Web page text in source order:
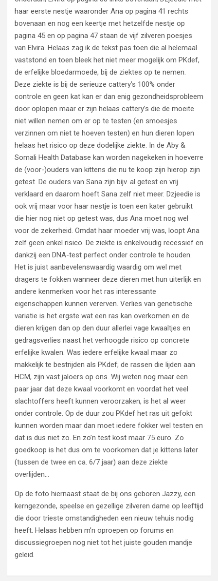
haar eerste nestje waaronder Ana op pagina 41 rechts
bovenaan en nog een keertje met hetzelfde nestje op
pagina 45 en op pagina 47 staan de vijf zilveren poesjes
van Elvira. Helaas zag ik de tekst pas toen die al helemaal
vaststond en toen bleek het niet meer mogelijk om PKdef,
de erfelijke bloedarmoede, bij de ziektes op te nemen.
Deze ziekte is bij de serieuze cattery’s 100% onder
controle en geen kat kan er dan enig gezondheidsprobleem
door oplopen maar er zijn helaas cattery’s die de moeite
niet willen nemen om er op te testen (en smoesjes
verzinnen om niet te hoeven testen) en hun dieren lopen
helaas het risico op deze dodelijke ziekte. In de Aby &
Somali Health Database kan worden nagekeken in hoeverre
de (voor-)ouders van kittens die nu te koop zijn hierop zijn
getest. De ouders van Sana zijn bijv. al getest en vrij
verklaard en daarom hoeft Sana zelf niet meer. Dzjeedie is
ook vrij maar voor haar nestje is toen een kater gebruikt
die hier nog niet op getest was, dus Ana moet nog wel
voor de zekerheid. Omdat haar moeder vrij was, loopt Ana
zelf geen enkel risico. De ziekte is enkelvoudig recessief en
dankzij een DNA-test perfect onder controle te houden.
Het is juist aanbevelenswaardig waardig om wel met
dragers te fokken wanneer deze dieren met hun uiterlijk en
andere kenmerken voor het ras interessante
eigenschappen kunnen vererven. Verlies van genetische
variatie is het ergste wat een ras kan overkomen en de
dieren krijgen dan op den duur allerlei vage kwaaltjes en
gedragsverlies naast het verhoogde risico op concrete
erfelijke kwalen. Was iedere erfelijke kwaal maar zo
makkelijk te bestrijden als PKdef; de rassen die lijden aan
HCM, zijn vast jaloers op ons. Wij weten nog maar een
paar jaar dat deze kwaal voorkomt en voordat het veel
slachtoffers heeft kunnen veroorzaken, is het al weer
onder controle. Op de duur zou PKdef het ras uit gefokt
kunnen worden maar dan moet iedere fokker wel testen en
dat is dus niet zo. En zo’n test kost maar 75 euro. Zo
goedkoop is het dus om te voorkomen dat je kittens later
(tussen de twee en ca. 6/7 jaar) aan deze ziekte
overlijden…
Op de foto hiernaast staat de bij ons geboren Jazzy, een
kerngezonde, speelse en gezellige zilveren dame op leeftijd
die door trieste omstandigheden een nieuw tehuis nodig
heeft. Helaas hebben m’n oproepen op forums en
discussiegroepen nog niet tot het juiste gouden mandje
geleid.